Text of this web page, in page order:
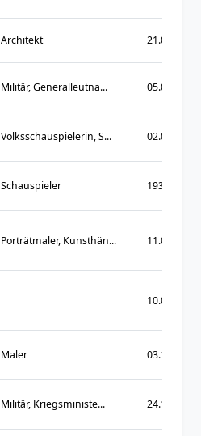
Architekt 21.08.1846
Militär, Generalleutna... 05.02.1825
Volksschauspielerin, S... 02.03.1932
Schauspieler 1932
Porträtmaler, Kunsthän... 11.07.1819
10.09.1861
Maler 03.12.1803
Militär, Kriegsministe... 24.10.1823